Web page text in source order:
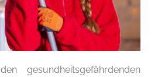
gesundheitsgefährdenden